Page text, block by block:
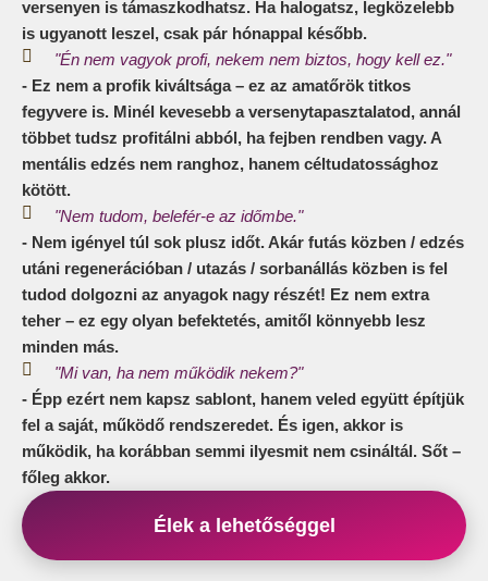
versenyen is támaszkodhatsz. Ha halogatsz, legközelebb
is ugyanott leszel, csak pár hónappal később.
"Én nem vagyok profi, nekem nem biztos, hogy kell ez."
- Ez nem a profik kiváltsága – ez az amatőrök titkos
fegyvere is. Minél kevesebb a versenytapasztalatod, annál
többet tudsz profitálni abból, ha fejben rendben vagy. A
mentális edzés nem ranghoz, hanem céltudatossághoz
kötött.
"Nem tudom, belefér-e az időmbe."
- Nem igényel túl sok plusz időt. Akár futás közben / edzés
utáni regenerációban / utazás / sorbanállás közben is fel
tudod dolgozni az anyagok nagy részét! Ez nem extra
teher – ez egy olyan befektetés, amitől könnyebb lesz
minden más.
"Mi van, ha nem működik nekem?"
- Épp ezért nem kapsz sablont, hanem veled együtt építjük
fel a saját, működő rendszeredet. És igen, akkor is
működik, ha korábban semmi ilyesmit nem csináltál. Sőt –
főleg akkor.
Élek a lehetőséggel